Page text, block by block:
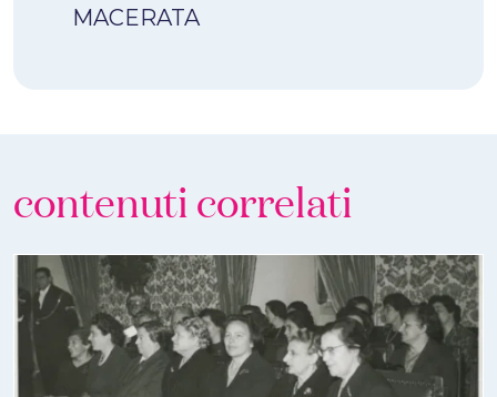
MACERATA
contenuti correlati